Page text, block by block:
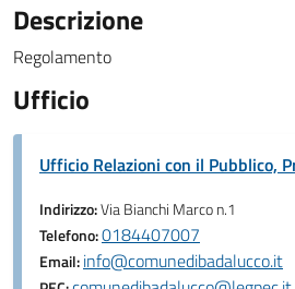
Descrizione
Regolamento
Ufficio
Ufficio Relazioni con il Pubblico,
Indirizzo:Via Bianchi Marco n.1
Telefono:0184407007
Email:info@comunedibadalucco.it